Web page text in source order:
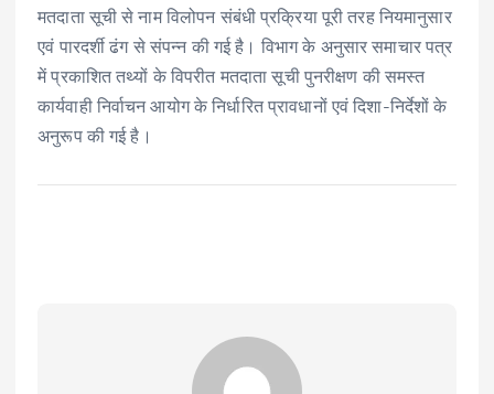
मतदाता सूची से नाम विलोपन संबंधी प्रक्रिया पूरी तरह नियमानुसार
एवं पारदर्शी ढंग से संपन्न की गई है। विभाग के अनुसार समाचार पत्र
में प्रकाशित तथ्यों के विपरीत मतदाता सूची पुनरीक्षण की समस्त
कार्यवाही निर्वाचन आयोग के निर्धारित प्रावधानों एवं दिशा-निर्देशों के
अनुरूप की गई है।